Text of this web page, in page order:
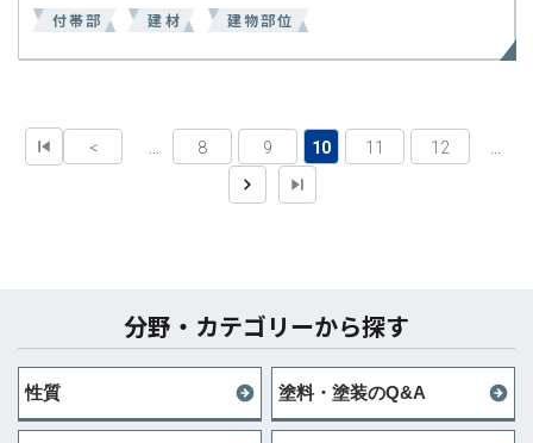
のものなどもあり、デザイン性が豊富である。 塗装仕様とし
ては、使用されている材質に合わせて塗料を選定する必要が
[…]
付帯部 建材 建物部位
< ... 8 9 10 11 12 ...
分野・カテゴリーから探す
性質 塗料・塗装のQ&A